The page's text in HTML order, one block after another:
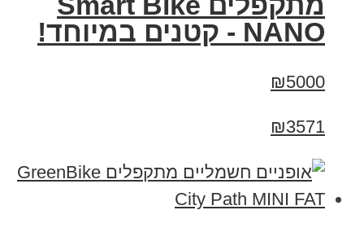
NANO - קטנים במיוחד!
₪5000
₪3571